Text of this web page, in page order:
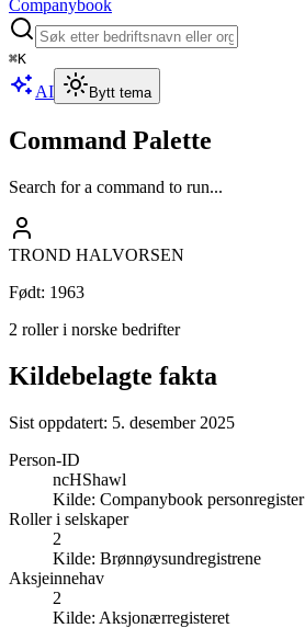
Companybook
⌘K
AI Bytt tema
Command Palette
Search for a command to run...
TROND HALVORSEN
Født: 1963
2 roller i norske bedrifter
Kildebelagte fakta
Sist oppdatert: 5. desember 2025
Person-ID
ncHShawl
Kilde: Companybook personregister
Roller i selskaper
2
Kilde: Brønnøysundregistrene
Aksjeinnehav
2
Kilde: Aksjonærregisteret